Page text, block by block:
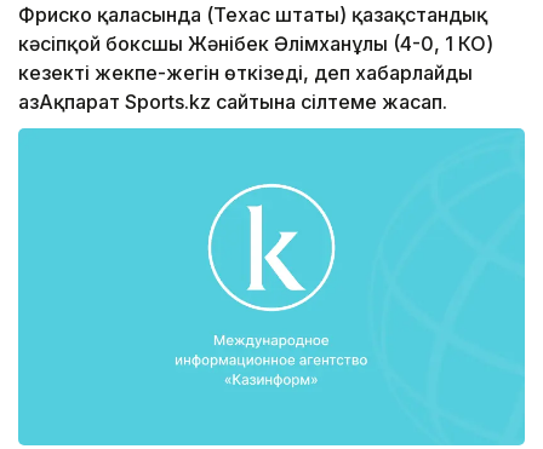
Фриско қаласында (Техас штаты) қазақстандық
кәсіпқой боксшы Жәнібек Әлімханұлы (4-0, 1 КО)
кезекті жекпе-жегін өткізеді, деп хабарлайды
ҚазАқпарат Sports.kz сайтына сілтеме жасап.